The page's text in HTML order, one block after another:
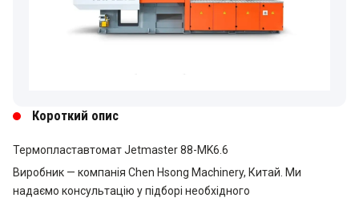
Короткий опис
Термопластавтомат Jetmaster 88-MK6.6
Виробник — компанія Chen Hsong Machinery, Китай. Ми
надаємо консультацію у підборі необхідного